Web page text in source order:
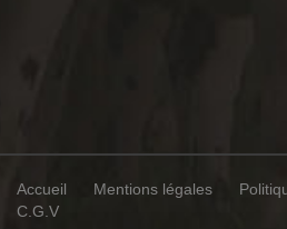
Accueil Mentions légales
C.G.V